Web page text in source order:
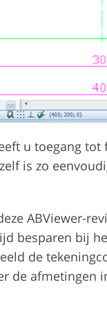
u toegang tot
is zo
ABViewer-
besparen bij
de
de afmetingen